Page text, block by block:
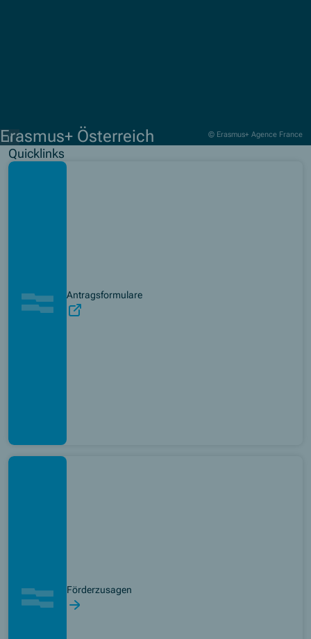
© Erasmus+ Agence France
Erasmus+ Österreich
Quicklinks
Antragsformulare
(Opens in new window)
Förderzusagen